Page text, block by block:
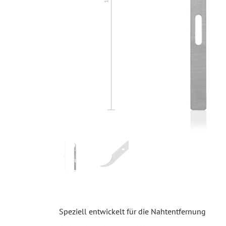
Speziell entwickelt für die Nahtentfernung